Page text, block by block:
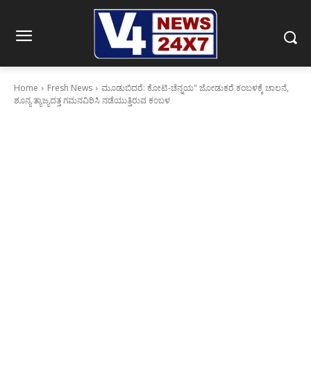
Home Fresh News
ಮೂಡುಬಿದರೆ: ಕೋಟಿ-ಚೆನ್ನಯ" ಜೋಡುಕರೆ ಕಂಬಳಕ್ಕೆ ಚಾಲನೆ,
ಶೂನ್ಯ ತ್ಯಾಜ್ಯದತ್ತ ಗಮನವಿರಿಸಿ ನಡೆಯುತ್ತಿರುವ ಕಂಬಳ